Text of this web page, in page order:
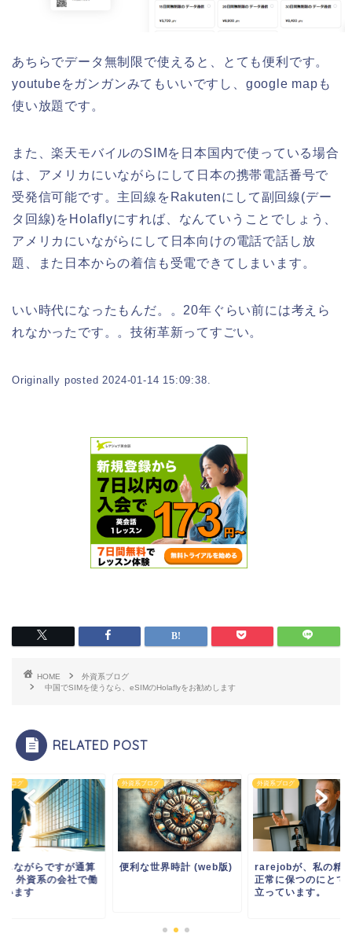
あちらでデータ無制限で使えると、とても便利です。
youtubeをガンガンみてもいいですし、google mapも
使い放題です。
また、楽天モバイルのSIMを日本国内で使っている場合
は、アメリカにいながらにして日本の携帯電話番号で
受発信可能です。主回線をRakutenにして副回線(デー
タ回線)をHolaflyにすれば、なんていうことでしょう、
アメリカにいながらにして日本向けの電話で話し放
題、また日本からの着信も受電できてしまいます。
いい時代になったもんだ。。20年ぐらい前には考えら
れなかったです。。技術革新ってすごい。
Originally posted 2024-01-14 15:09:38.
HOME
外資系ブログ
中国でSIMを使うなら、eSIMのHolaflyをお勧めします
RELATED POST
ブログ
しながらですが通算
、外資系の会社で働
います
外資系ブログ
便利な世界時計 (web版)
外資系ブログ
rarejobが、私の精
正常に保つのにとて
立っています。